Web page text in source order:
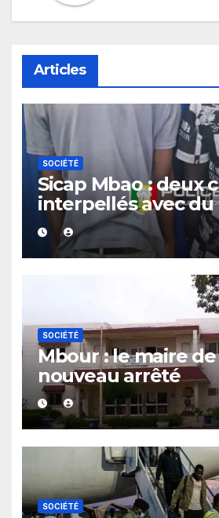
Articles
SOCIÉTÉ
Sicap Mbao : deux
interpellés avec du
d’un contrôle de
un bar
SOCIÉTÉ
Mbour : le maire
nouveau arrêté
SOCIÉTÉ